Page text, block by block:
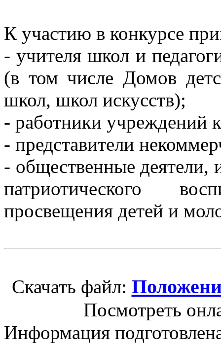
К участию в конкурсе
- учителя школ и
(в том числе Домов
школ, школ искусств);
- работники учреждений
- представители
- общественные
патриотического
просвещения детей и
Скачать файл:
Посмотреть
Информация